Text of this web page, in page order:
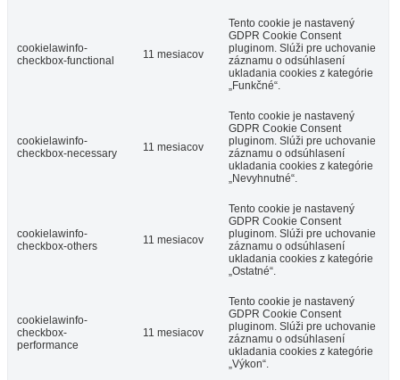
cookielawinfo-
checkbox-functional
11 mesiacov
Tento cookie je nastavený
GDPR Cookie Consent
pluginom. Slúži pre uchovanie
záznamu o odsúhlasení
ukladania cookies z kategórie
„Funkčné“.
cookielawinfo-
checkbox-necessary
11 mesiacov
Tento cookie je nastavený
GDPR Cookie Consent
pluginom. Slúži pre uchovanie
záznamu o odsúhlasení
ukladania cookies z kategórie
„Nevyhnutné“.
cookielawinfo-
checkbox-others
11 mesiacov
Tento cookie je nastavený
GDPR Cookie Consent
pluginom. Slúži pre uchovanie
záznamu o odsúhlasení
ukladania cookies z kategórie
„Ostatné“.
cookielawinfo-
checkbox-
performance
11 mesiacov
Tento cookie je nastavený
GDPR Cookie Consent
pluginom. Slúži pre uchovanie
záznamu o odsúhlasení
ukladania cookies z kategórie
„Výkon“.